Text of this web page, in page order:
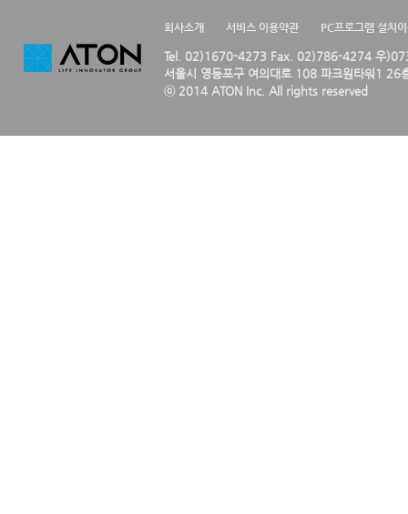
회사소개 서비스 이용약관 PC프로그램 설치
Tel. 02)1670-4273 Fax. 02)786-4274 우
서울시 영등포구 여의대로 108 파크원타워1 26
ⓒ 2014 ATON Inc. All rights reserved